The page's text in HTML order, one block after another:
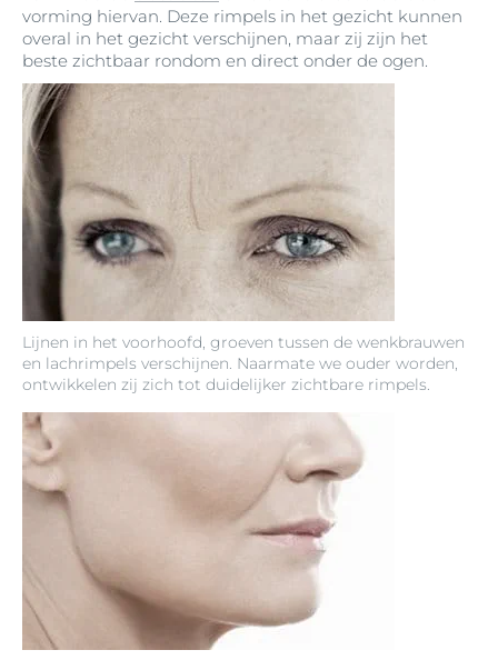
Lijnen in het voorhoofd, groeven tussen de wenkbrauwen
en lachrimpels verschijnen. Naarmate we ouder worden,
ontwikkelen zij zich tot duidelijker zichtbare rimpels.
vorming hiervan. Deze rimpels in het gezicht kunnen
overal in het gezicht verschijnen, maar zij zijn het
beste zichtbaar rondom en direct onder de ogen.